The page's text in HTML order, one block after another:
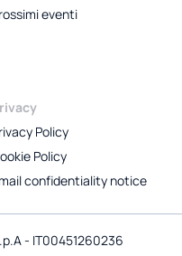
eventi
Policy
Policy
confidentiality notice
- IT00451260236